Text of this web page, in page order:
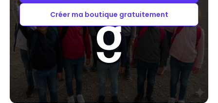
Créer ma boutique gratuitement